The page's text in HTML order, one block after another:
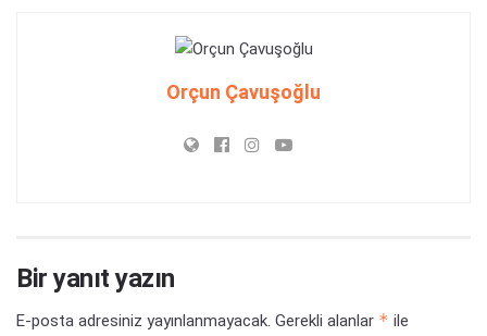
Orçun Çavuşoğlu
Bir yanıt yazın
E-posta adresiniz yayınlanmayacak. Gerekli alanlar * ile